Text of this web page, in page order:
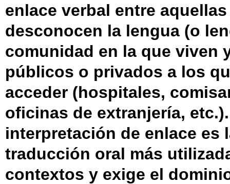
enlace verbal entre
desconocen la lengua (o
comunidad en la que viven
públicos o privados a los
acceder (hospitales,
oficinas de extranjería,
interpretación de enlace es
traducción oral más
contextos y exige el